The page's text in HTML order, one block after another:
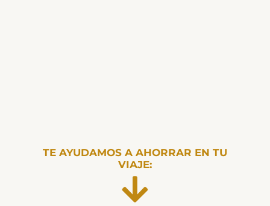
TE AYUDAMOS A AHORRAR EN TU
VIAJE: